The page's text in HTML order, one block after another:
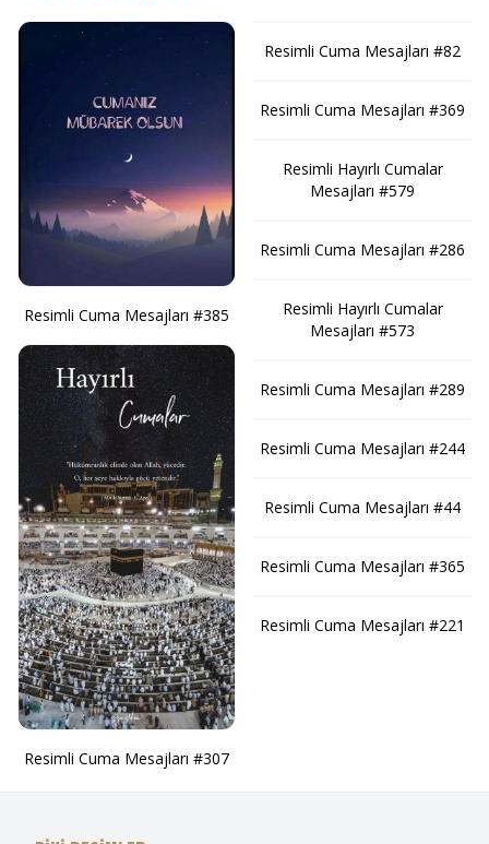
Resimli Cuma Mesajları #385
Resimli Cuma Mesajları #307
Resimli Cuma Mesajları #82
Resimli Cuma Mesajları #369
Resimli Hayırlı Cumalar
Mesajları #579
Resimli Cuma Mesajları #286
Resimli Hayırlı Cumalar
Mesajları #573
Resimli Cuma Mesajları #289
Resimli Cuma Mesajları #244
Resimli Cuma Mesajları #44
Resimli Cuma Mesajları #365
Resimli Cuma Mesajları #221